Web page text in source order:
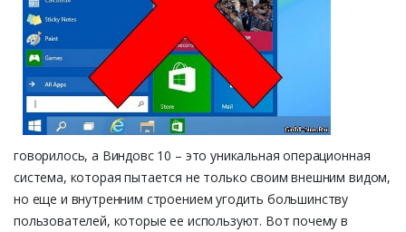
говорилось, а Виндовс 10 – это уникальная операционная
система, которая пытается не только своим внешним видом,
но еще и внутренним строением угодить большинству
пользователей, которые ее используют. Вот почему в